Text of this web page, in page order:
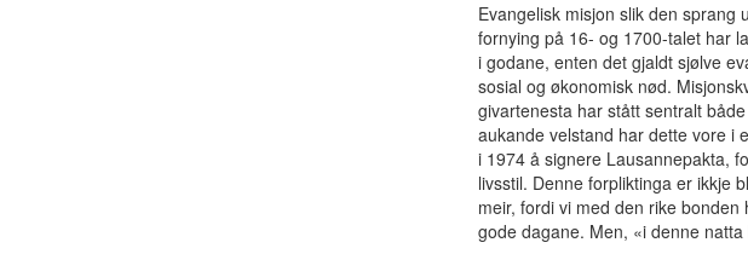
Evangelisk misjon slik den sprang
fornying på 16- og 1700-talet har
i godane, enten det gjaldt sjølve
sosial og økonomisk nød.
givartenesta har stått sentralt
aukande velstand har dette vore i
i 1974 å signere Lausannepakta,
livsstil. Denne forpliktinga er ikkje
meir, fordi vi med den rike
gode dagane. Men, «i denne